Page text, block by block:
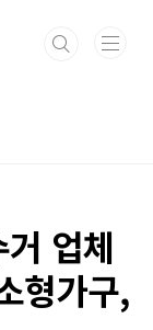
업체
형가구,